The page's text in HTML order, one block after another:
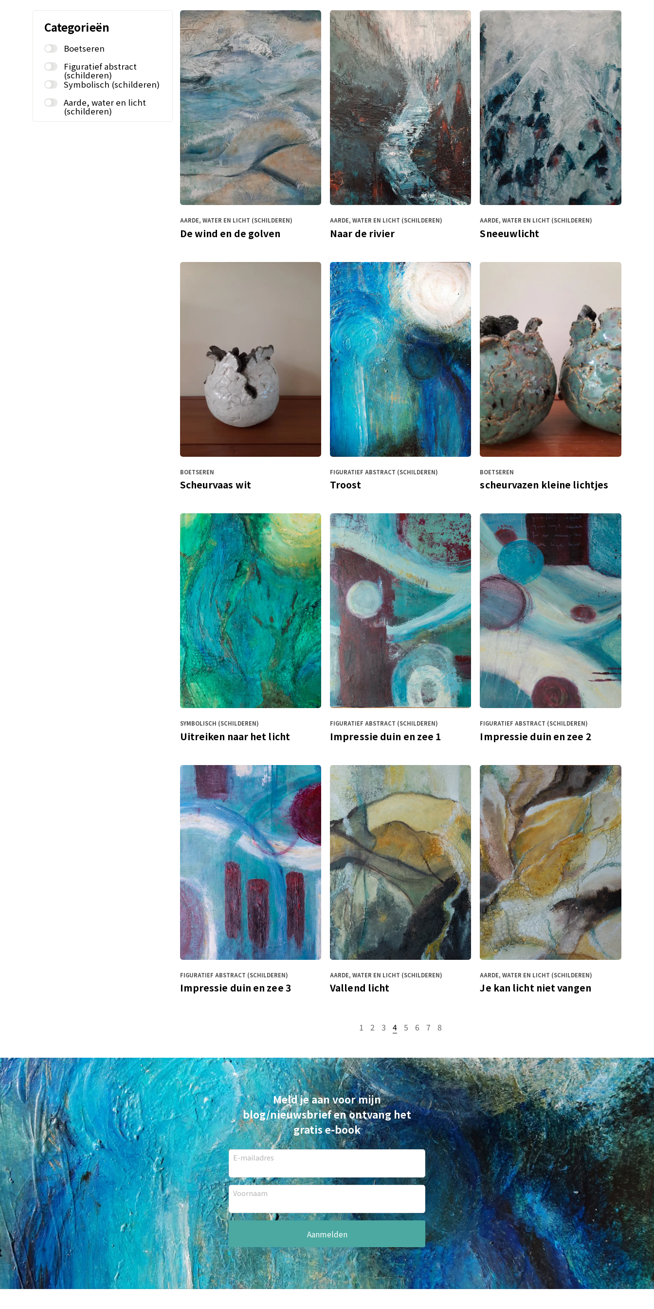
Categorieën
Boetseren
Figuratief abstract
(schilderen)
Symbolisch (schilderen)
Aarde, water en licht
(schilderen)
AARDE, WATER EN LICHT (SCHILDEREN)
De wind en de golven
AARDE, WATER EN LICHT (SCHILDEREN)
Naar de rivier
AARDE, WATER EN LICHT (SCHILDEREN)
Sneeuwlicht
BOETSEREN
Scheurvaas wit
FIGURATIEF ABSTRACT (SCHILDEREN)
Troost
BOETSEREN
scheurvazen kleine lichtjes
SYMBOLISCH (SCHILDEREN)
Uitreiken naar het licht
FIGURATIEF ABSTRACT (SCHILDEREN)
Impressie duin en zee 1
FIGURATIEF ABSTRACT (SCHILDEREN)
Impressie duin en zee 2
FIGURATIEF ABSTRACT (SCHILDEREN)
Impressie duin en zee 3
AARDE, WATER EN LICHT (SCHILDEREN)
Vallend licht
AARDE, WATER EN LICHT (SCHILDEREN)
Je kan licht niet vangen
1 2 3 4 5 6 7 8
Meld je aan voor mijn
blog/nieuwsbrief en ontvang het
gratis e-book
E-mailadres
Voornaam